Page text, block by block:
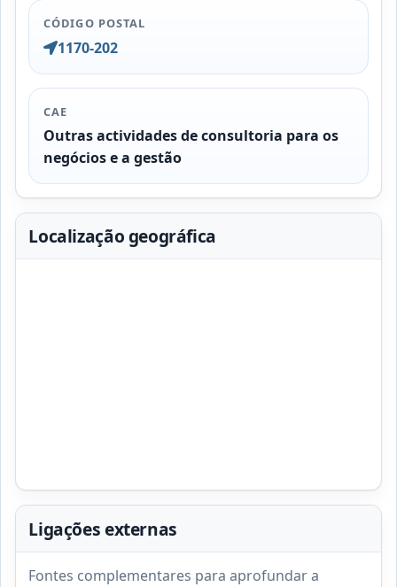
CÓDIGO POSTAL
1170-202
CAE
Outras actividades de consultoria para os
negócios e a gestão
Localização geográfica
Ligações externas
Fontes complementares para aprofundar a